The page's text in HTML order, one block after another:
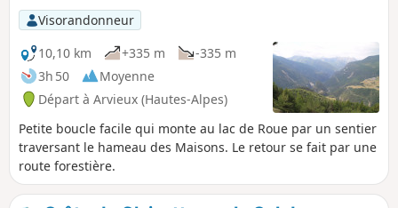
Visorandonneur
10,10 km
+335 m
-335 m
3h 50
Moyenne
Départ à Arvieux (Hautes-Alpes)
Petite boucle facile qui monte au lac de Roue par un sentier
traversant le hameau des Maisons. Le retour se fait par une
route forestière.